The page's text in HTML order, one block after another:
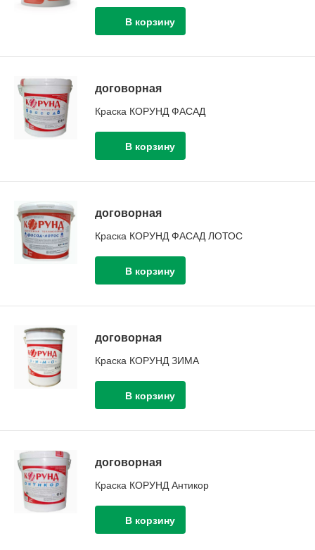
договорная
Краска КОРУНД ФАСАД
договорная
Краска КОРУНД ФАСАД ЛОТОС
договорная
Краска КОРУНД ЗИМА
договорная
Краска КОРУНД Антикор